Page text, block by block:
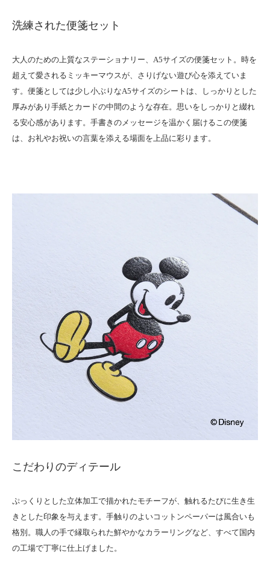
洗練された便箋セット
大人のための上質なステーショナリー、A5サイズの便箋セット。時を
超えて愛されるミッキーマウスが、さりげない遊び心を添えていま
す。便箋としては少し小ぶりなA5サイズのシートは、しっかりとした
厚みがあり手紙とカードの中間のような存在。思いをしっかりと綴れ
る安心感があります。手書きのメッセージを温かく届けるこの便箋
は、お礼やお祝いの言葉を添える場面を上品に彩ります。
こだわりのディテール
ぷっくりとした立体加工で描かれたモチーフが、触れるたびに生き生
きとした印象を与えます。手触りのよいコットンペーパーは風合いも
格別。職人の手で縁取られた鮮やかなカラーリングなど、すべて国内
の工場で丁寧に仕上げました。